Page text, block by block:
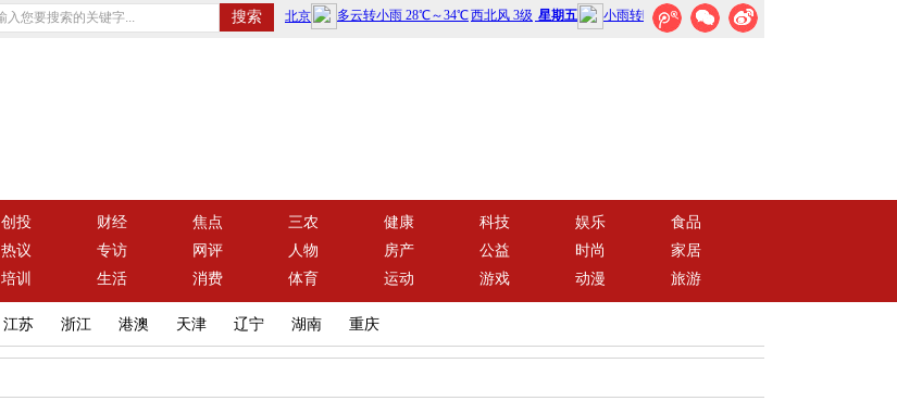
创投 财经 焦点 三农 健康 科技 娱乐
食品
热议 专访 网评 人物 房产 公益 时尚
家居
培训 生活 消费 体育 运动 游戏 动漫 旅游
江苏 浙江 港澳 天津 辽宁 湖南 重庆